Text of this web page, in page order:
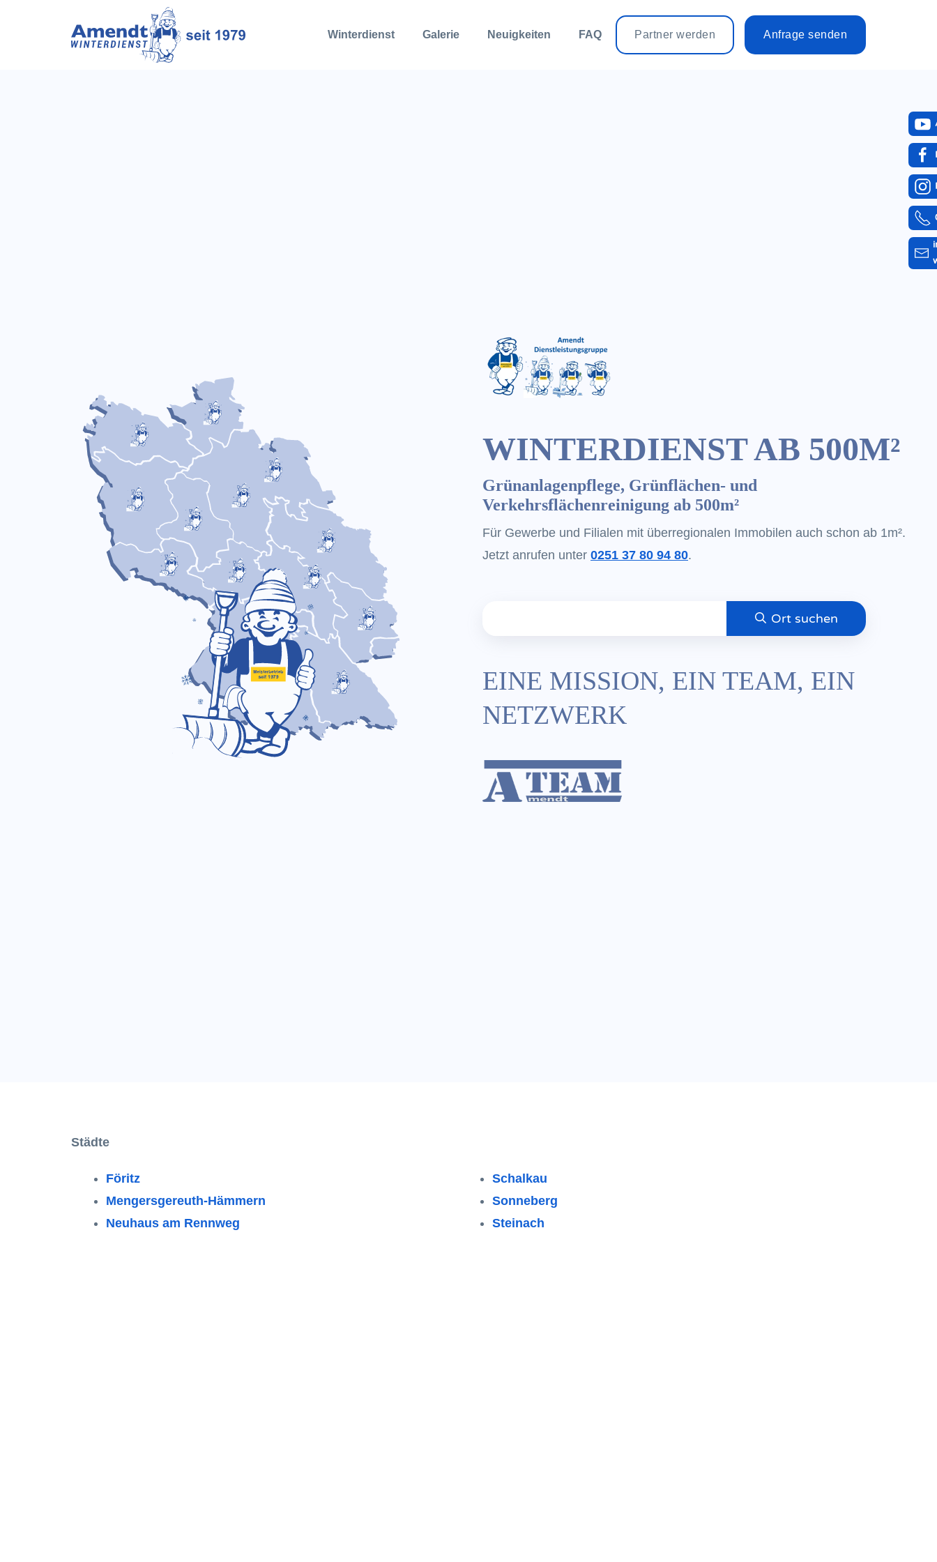
Winterdienst Galerie Neuigkeiten FAQ Partner werden Anfrage senden
WINTERDIENST AB 500M²
Grünanlagenpflege, Grünflächen- und
Verkehrsflächenreinigung ab 500m²
Für Gewerbe und Filialen mit überregionalen Immobilen auch schon ab 1m².
Jetzt anrufen unter 0251 37 80 94 80.
EINE MISSION, EIN TEAM, EIN
NETZWERK
Städte
Föritz
Mengersgereuth-Hämmern
Neuhaus am Rennweg
Schalkau
Sonneberg
Steinach